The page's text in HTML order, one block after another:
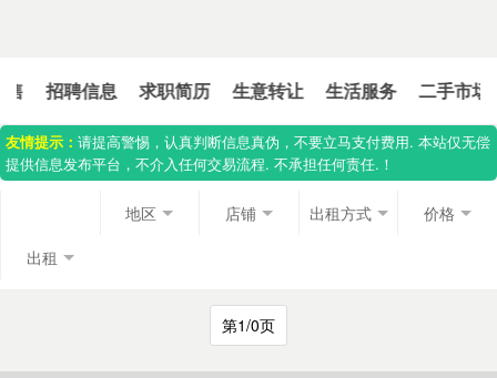
招聘信息 求职简历 生意转让 生活服务 二手市场
友情提示： 请提高警惕，认真判断信息真伪，不要立马支付费用. 本站仅无偿
提供信息发布平台，不介入任何交易流程. 不承担任何责任.！
出租
地区 店铺 出租方式 价格
第1/0页